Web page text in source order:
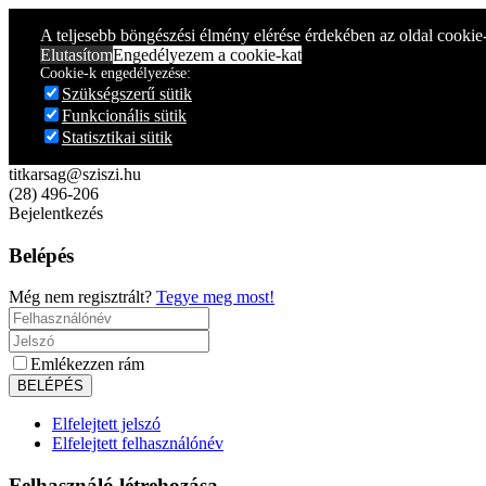
A teljesebb böngészési élmény elérése érdekében az oldal
ElutasítomEngedélyezem a cookie-kat
Cookie-k engedélyezése:
Szükségszerű sütik
Funkcionális sütik
Statisztikai sütik
titkarsag@sziszi.hu
(28) 496-206
Bejelentkezés
Belépés
Még nem regisztrált? Tegye meg most!
Emlékezzen rám
Elfelejtett jelszó
Elfelejtett felhasználónév